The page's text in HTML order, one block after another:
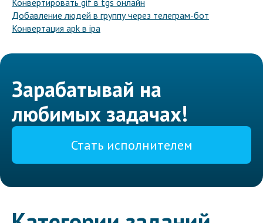
Конвертировать gif в tgs онлайн
Добавление людей в группу через телеграм-бот
Конвертация apk в ipa
Зарабатывай на
любимых задачах!
Стать исполнителем